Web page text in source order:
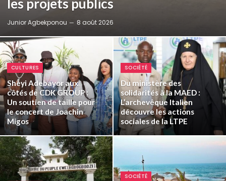
les projets publics
Junior Agbekponou 8 août 2026
CULTURES
Sheyi Adebayor aux
côtés de CDK GROUP :
Un soutien de taille pour
le concert de Joachin
Migos
SOCIÉTÉ
Du ministère des
solidarités à la MAED :
L’archevêque Italien
découvre les actions
sociales de la LTPE
SOCIÉTÉ